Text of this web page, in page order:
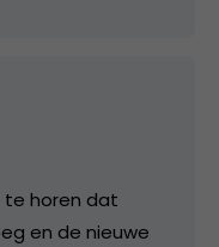
te horen dat
en de nieuwe